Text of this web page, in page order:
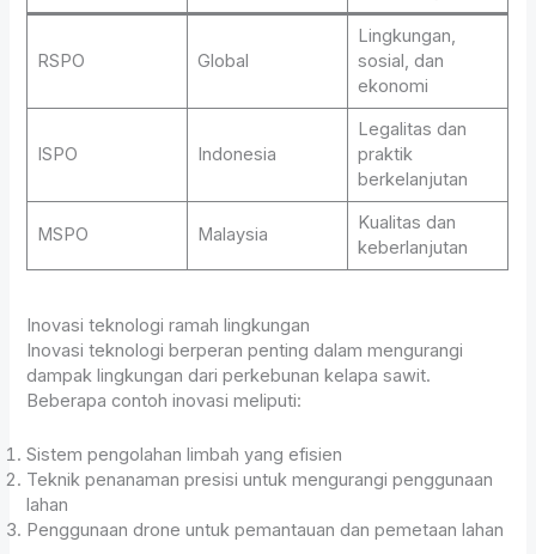
RSPO Global
Lingkungan,
sosial, dan
ekonomi
ISPO Indonesia
Legalitas dan
praktik
berkelanjutan
MSPO Malaysia
Kualitas dan
keberlanjutan
Inovasi teknologi ramah lingkungan
Inovasi teknologi berperan penting dalam mengurangi
dampak lingkungan dari perkebunan kelapa sawit.
Beberapa contoh inovasi meliputi:
Sistem pengolahan limbah yang efisien
Teknik penanaman presisi untuk mengurangi penggunaan
lahan
Penggunaan drone untuk pemantauan dan pemetaan lahan